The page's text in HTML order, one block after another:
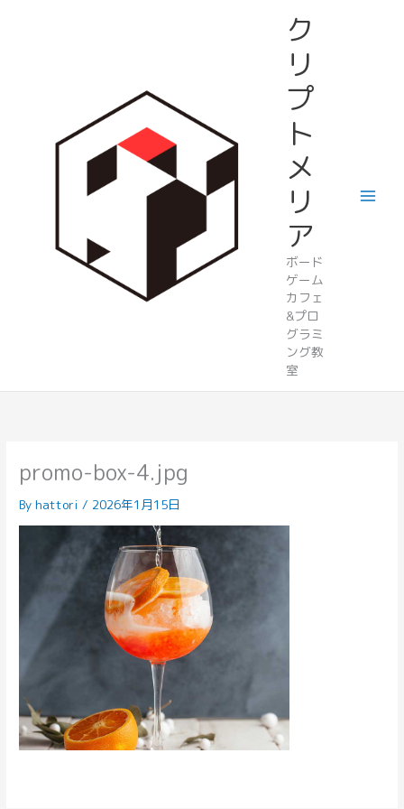
ク
リ
プ
ト
メ
リ
ア
ボード
ゲーム
カフェ
&プロ
グラミ
ング教
室
promo-box-4.jpg
Byhattori/ 2026年1月15日